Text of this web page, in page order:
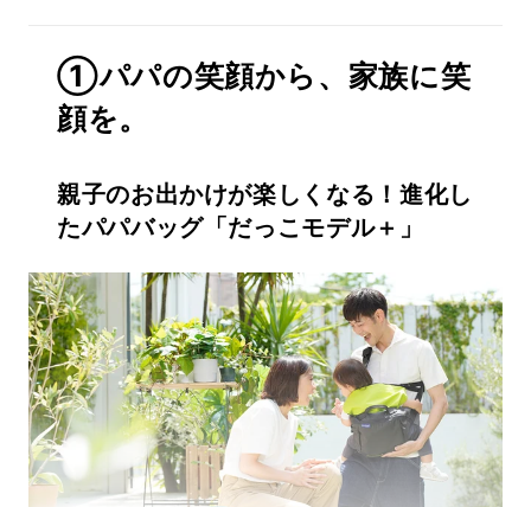
①パパの笑顔から、家族に笑
顔を。
親子のお出かけが楽しくなる！進化し
たパパバッグ「だっこモデル＋」